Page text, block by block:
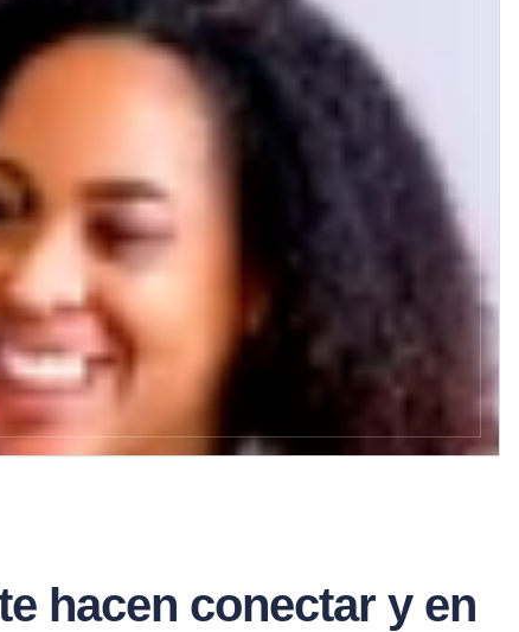
hacen conectar y en